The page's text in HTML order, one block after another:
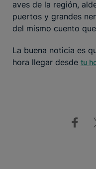
aves de la región,
puertos y grandes
del mismo cuento
La buena noticia es
hora llegar desde tu